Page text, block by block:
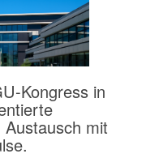
Kongress in
mit